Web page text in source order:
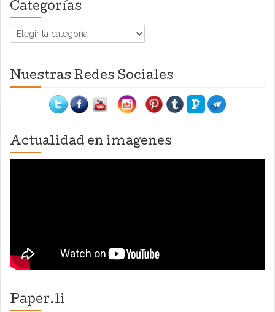
Categorías
Categorías
Nuestras Redes Sociales
Actualidad en imagenes
Paper.li